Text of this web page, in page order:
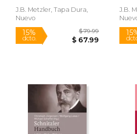
Alemán)
J.B. Metzler, Tapa Dura,
Nuevo
J.B.